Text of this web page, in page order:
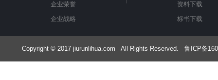
企业荣誉
企业战略
资料下载
标书下载
Copyright © 2017 jiurunlihua.com All Rights Reserved. 鲁ICP备